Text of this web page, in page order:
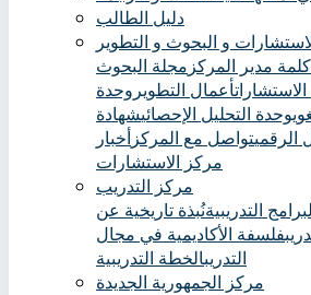
دليل الطالب
و البحوث و التطوير
كلمة مدير المركز مجلة البحوث
أعمال التطوير وحدة
وحدة التحليل الإحصائيشهادة
الرقميتواصل مع المركزأخبار
مركز الاستشارات
مركز التدريب
التدريبيةنُبذة تاريخية عن
فلسفة الأكاديمية في مجال
التدريبالخطة التدريبية
مركز الجمهورية الجديدة